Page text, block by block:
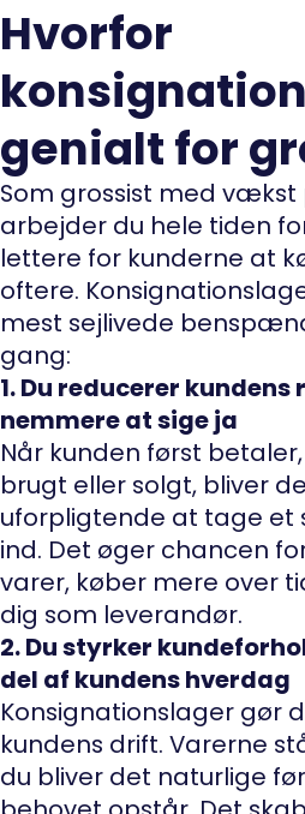
Hvorfor
genialt for
Som grossist med
arbejder du hele tiden
lettere for kunderne at
oftere.
mest sejlivede
gang:
1. Du reducerer
nemmere at sige ja
Når kunden først
brugt eller solgt, bliver
uforpligtende at tage et
ind. Det øger chancen
varer, køber mere over
dig som leverandør.
2. Du styrker
del af kundens hverdag
Konsignationslager gør
kundens drift. Varerne
du bliver det naturlige